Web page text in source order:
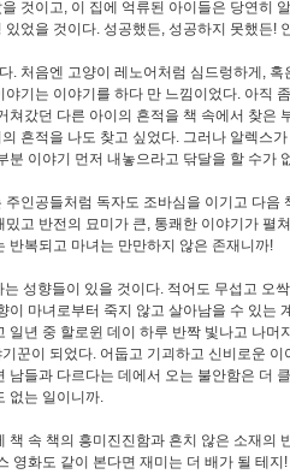
것이고, 이 집에 억류된 아이들은 당연히
있었을 것이다. 성공했든, 성공하지 못했든!
. 처음엔 고양이 레노어처럼 심드렁하게,
기는 이야기를 하다 만 느낌이었다. 아직
쳐갔던 다른 아이의 흔적을 책 속에서 찾은
흔적을 나도 찾고 싶었다. 그러나 알렉스
분 이야기 먼저 내놓으라고 닦달을 할 수가
주인공들처럼 독자도 조바심을 이기고 다
밌고 반전의 묘미가 큰, 통쾌한 이야기가 펼
반복되고 마녀는 만만하지 않은 존재니까!
성향들이 있을 것이다. 적어도 무섭고 오
이 마녀로부터 죽지 않고 살아남을 수 있는
일년 중 할로윈 데이 하루 반짝 빛나고 나
꾼이 되었다. 어둡고 기괴하고 신비로운
남들과 다르다는 데에서 오는 불안함은 더
없는 일이니까.
책 속 책의 흥미진진함과 흔치 않은 소재의
영화도 같이 본다면 재미는 더 배가 될 테지!